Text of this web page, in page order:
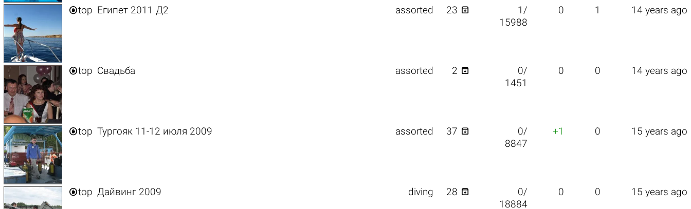
top Египет 2011 Д2 assorted 23 
1/
15988
0 1 14 years ago
top Свадьба assorted 2 
0/
1451
0 0 14 years ago
top Тургояк 11-12 июля 2009 assorted 37 
0/
8847
+1 0 15 years ago
top Дайвинг 2009 diving 28 
0/
18884
0 0 15 years ago